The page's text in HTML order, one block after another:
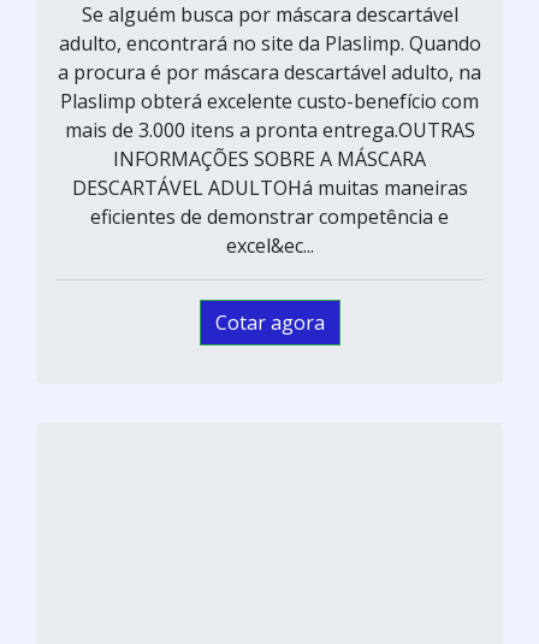
Se alguém busca por máscara descartável
adulto, encontrará no site da Plaslimp. Quando
a procura é por máscara descartável adulto, na
Plaslimp obterá excelente custo-benefício com
mais de 3.000 itens a pronta entrega.OUTRAS
INFORMAÇÕES SOBRE A MÁSCARA
DESCARTÁVEL ADULTOHá muitas maneiras
eficientes de demonstrar competência e
excel&ec...
Cotar agora